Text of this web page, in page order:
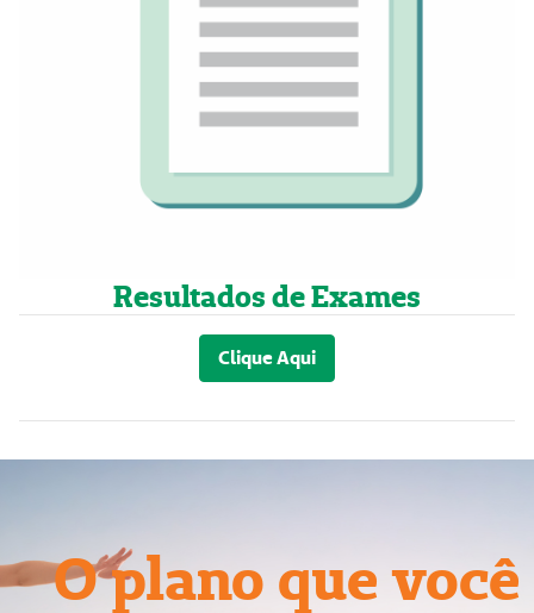
Resultados de Exames
Clique Aqui
O plano que você